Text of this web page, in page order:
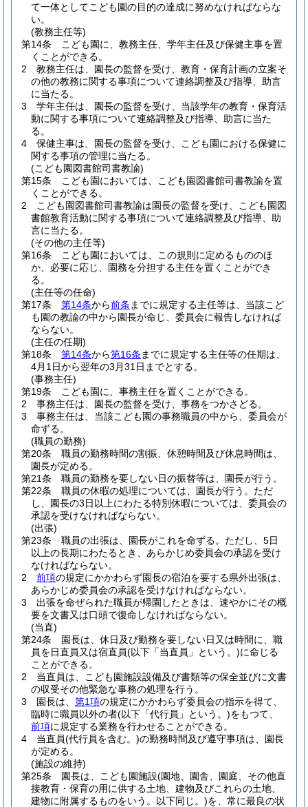
て一体としてこども園の目的の達成に努めなければならな
い。
(教務主任等)
第14条
こども園に、教務主任、学年主任及び保健主事を置
くことができる。
2
教務主任は、園長の監督を受け、教育・保育計画の立案そ
の他の教務に関する事項について連絡調整及び指導、助言
に当たる。
3
学年主任は、園長の監督を受け、当該学年の教育・保育活
動に関する事項について連絡調整及び指導、助言に当た
る。
4
保健主事は、園長の監督を受け、こども園における保健に
関する事項の管理に当たる。
(こども園図書館司書教諭)
第15条
こども園においては、こども園図書館司書教諭を置
くことができる。
2
こども園図書館司書教諭は園長の監督を受け、こども園図
書館教育活動に関する事項について連絡調整及び指導、助
言に当たる。
(その他の主任等)
第16条
こども園においては、この規則に定めるもののほ
か、必要に応じ、園務を分担する主任を置くことができ
る。
(主任等の任命)
第17条
第14条から前条 までに規定する主任等は、当該こど
も園の教諭の中から園長が命じ、委員会に報告しなければ
ならない。
(主任の任期)
第18条
第14条から第16条 までに規定する主任等の任期は、
4月1日から翌年の3月31日までとする。
(事務主任)
第19条
こども園に、事務主任を置くことができる。
2
事務主任は、園長の監督を受け、事務をつかさどる。
3
事務主任は、当該こども園の事務職員の中から、委員会が
命ずる。
(職員の勤務)
第20条
職員の勤務時間の割振、休憩時間及び休息時間は、
園長が定める。
第21条
職員の勤務を要しない日の振替等は、園長が行う。
第22条
職員の休暇の処理については、園長が行う。 ただ
し、園長の3日以上にわたる特別休暇については、委員会の
承認を受けなければならない。
(出張)
第23条
職員の出張は、園長がこれを命ずる。 ただし、5日
以上の長期にわたるとき、あらかじめ委員会の承認を受け
なければならない。
2
前項の規定にかかわらず園長の宿泊を要する県外出張は、
あらかじめ委員会の承認を受けなければならない。
3
出張を命ぜられた職員が帰園したときは、速やかにその概
要を文書又は口頭で復命しなければならない。
(当直)
第24条
園長は、休日及び勤務を要しない日又は時間に、職
員を日直員又は宿直員(以下「当直員」という。)に命じる
ことができる。
2
当直員は、こども園施設設備及び書類等の保全並びに文書
の収受その他緊急な事務の処理を行う。
3
園長は、 第1項の規定にかかわらず委員会の指示を得て、
臨時に職員以外の者(以下「代行員」という。)をもつて、
前項に規定する業務を行わせることができる。
4
当直員(代行員を含む。)の勤務時間及び遵守事項は、園長
が定める。
(施設の維持)
第25条
園長は、こども園施設(園地、園舎、園庭、その他直
接教育・保育の用に供する土地、建物及びこれらの土地、
建物に附属するものをいう。以下同じ。)を、常に最良の状